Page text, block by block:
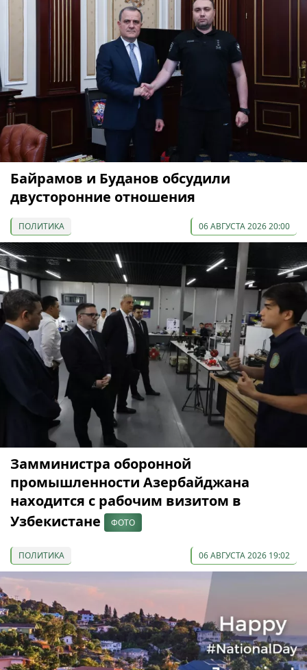
Байрамов и Буданов обсудили
двусторонние отношения
ПОЛИТИКА 06 АВГУСТА 2026 20:00
Замминистра оборонной
промышленности Азербайджана
находится с рабочим визитом в
Узбекистане
ФОТО
ПОЛИТИКА 06 АВГУСТА 2026 19:02